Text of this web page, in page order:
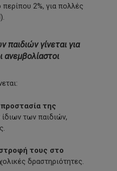
2%, για πολλές
γίνεται για
ανεμβολίαστοι
προστασία της
των παιδιών,
τους στο
δραστηριότητες.